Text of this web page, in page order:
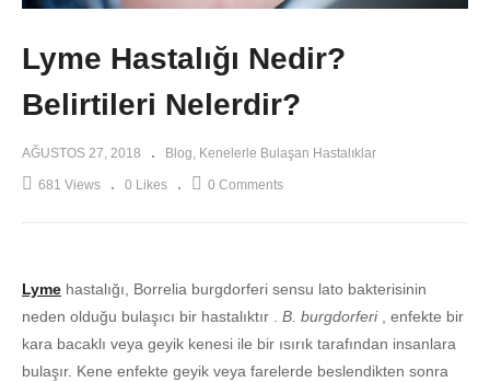
Lyme Hastalığı Nedir?
Belirtileri Nelerdir?
AĞUSTOS 27, 2018 Blog Kenelerle Bulaşan Hastalıklar
681 Views 0 Likes 0 Comments
Lyme hastalığı, Borrelia burgdorferi sensu lato bakterisinin
neden olduğu bulaşıcı bir hastalıktır . B. burgdorferi, enfekte bir
kara bacaklı veya geyik kenesi ile bir ısırık tarafından insanlara
bulaşır. Kene enfekte geyik veya farelerde beslendikten sonra